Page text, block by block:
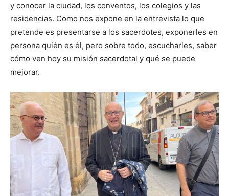
y conocer la ciudad, los conventos, los colegios y las
residencias. Como nos expone en la entrevista lo que
pretende es presentarse a los sacerdotes, exponerles en
persona quién es él, pero sobre todo, escucharles, saber
cómo ven hoy su misión sacerdotal y qué se puede
mejorar.